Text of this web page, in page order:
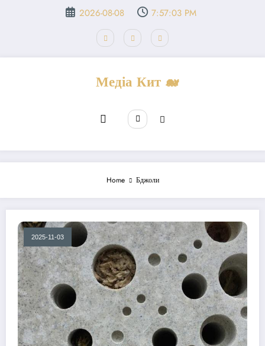
2026-08-08 7:57:03 PM
Медіа Кит 🐋
Home Бджоли
2025-11-03